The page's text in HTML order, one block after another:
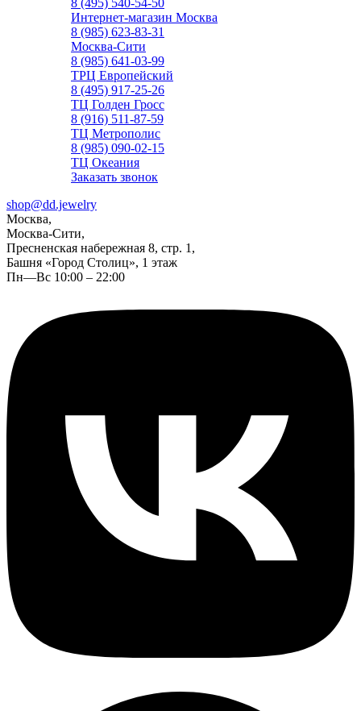
8 (495) 540-54-50
Интернет-магазин Москва
8 (985) 623-83-31
Москва-Сити
8 (985) 641-03-99
ТРЦ Европейский
8 (495) 917-25-26
ТЦ Голден Гросс
8 (916) 511-87-59
ТЦ Метрополис
8 (985) 090-02-15
ТЦ Океания
Заказать звонок
shop@dd.jewelry
Москва,
Москва-Сити,
Пресненская набережная 8, стр. 1,
Башня «Город Столиц», 1 этаж
Пн—Вс 10:00 – 22:00